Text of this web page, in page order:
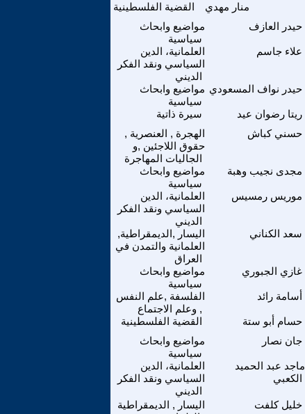
القضية الفلسطينية منار مهدي
مواضيع وابحاث
سياسية
حيدر العازف
العلمانية، الدين
السياسي ونقد الفكر
الديني
علاء جاسم
مواضيع وابحاث
سياسية
حيدر نواف المسعودي
سيرة ذاتية ريتا رضوان عيد
الهجرة , العنصرية ,
حقوق اللاجئين ,و
الجاليات المهاجرة
حسني كباش
مواضيع وابحاث
سياسية
مجدى نجيب وهبة
العلمانية، الدين
السياسي ونقد الفكر
الديني
موريس رمسيس
اليسار ,الديمقراطية,
العلمانية والتمدن في
العراق
سعد الكناني
مواضيع وابحاث
سياسية
غازي الجبوري
الفلسفة ,علم النفس
, وعلم الاجتماع
أسامة رائد
القضية الفلسطينية حسام أبو ستة
مواضيع وابحاث
سياسية
جان نصار
العلمانية، الدين
السياسي ونقد الفكر
الديني
ماجد عبد الحميد
الكعبي
اليسار , الديمقراطية
خليل كلفت